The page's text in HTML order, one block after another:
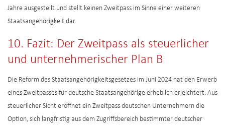
Jahre ausgestellt und stellt keinen Zweitpass im Sinne einer weiteren
Staatsangehörigkeit dar.
10. Fazit: Der Zweitpass als steuerlicher
und unternehmerischer Plan B
Die Reform des Staatsangehörigkeitsgesetzes im Juni 2024 hat den Erwerb
eines Zweitpasses für deutsche Staatsangehörige erheblich erleichtert. Aus
steuerlicher Sicht eröffnet ein Zweitpass deutschen Unternehmern die
Option, sich langfristig aus dem Zugriffsbereich bestimmter deutscher